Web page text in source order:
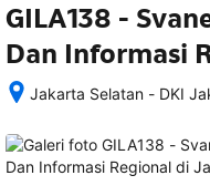
GILA138 -
Dan Informasi
Jakarta Selatan - DKI
memesan,
semua